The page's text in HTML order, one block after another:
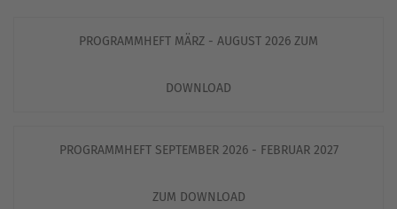
PROGRAMMHEFT MÄRZ - AUGUST 2026 ZUM
DOWNLOAD
PROGRAMMHEFT SEPTEMBER 2026 - FEBRUAR 2027
ZUM DOWNLOAD